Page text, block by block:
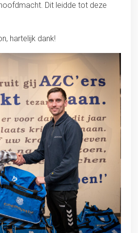
Dit leidde tot deze
hartelijk dank!